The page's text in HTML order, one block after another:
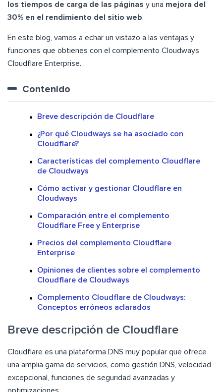
los tiempos de carga de las páginas y una mejora del
30% en el rendimiento del sitio web.
En este blog, vamos a echar un vistazo a las ventajas y
funciones que obtienes con el complemento Cloudways
Cloudflare Enterprise.
Contenido
Breve descripción de Cloudflare
¿Por qué Cloudways se ha asociado con
Cloudflare?
Características del complemento Cloudflare
de Cloudways
Cómo activar y gestionar Cloudflare en
Cloudways
Comparación entre el complemento
Cloudflare Free y Enterprise
Precios del complemento Cloudflare
Enterprise
Opiniones de clientes sobre el complemento
Cloudflare de Cloudways
Complemento Cloudflare de Cloudways:
Conceptos erróneos aclarados
Breve descripción de Cloudflare
Cloudflare es una plataforma DNS muy popular que ofrece
una amplia gama de servicios, como gestión DNS, velocidad
excepcional, funciones de seguridad avanzadas y